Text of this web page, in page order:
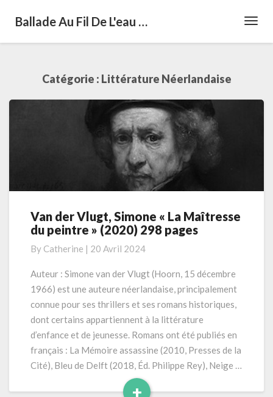
Ballade Au Fil De L'eau …
Catégorie : Littérature Néerlandaise
Van
der
Simone
«
Maîtresse
du
peintre
»
(2020)
298
Van der Vlugt, Simone « La Maîtresse
du peintre » (2020) 298 pages
By Catherine | 20 Avril 2024
Auteur : Simone van der Vlugt (Hoorn, 15 décembre
1966) est une auteure néerlandaise, principalement
connue pour ses thrillers et ses romans historiques,
dont certains appartiennent à la littérature
d’enfance et de jeunesse. Romans ont été publiés en
français : La Mémoire assassine (2010, Presses de la
Cité), Bleu de Delft (2018, Éd. Philippe Rey), Neige …
+